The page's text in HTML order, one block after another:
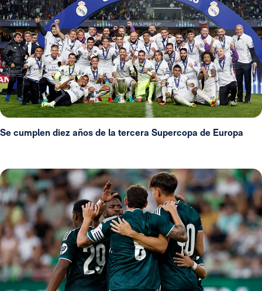
Se cumplen diez años de la tercera Supercopa de Europa